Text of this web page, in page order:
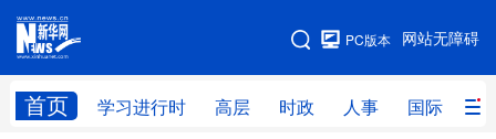
网站无障碍
PC版本
首页 学习进行时 高层 时政 人事 国际 财
网站地图